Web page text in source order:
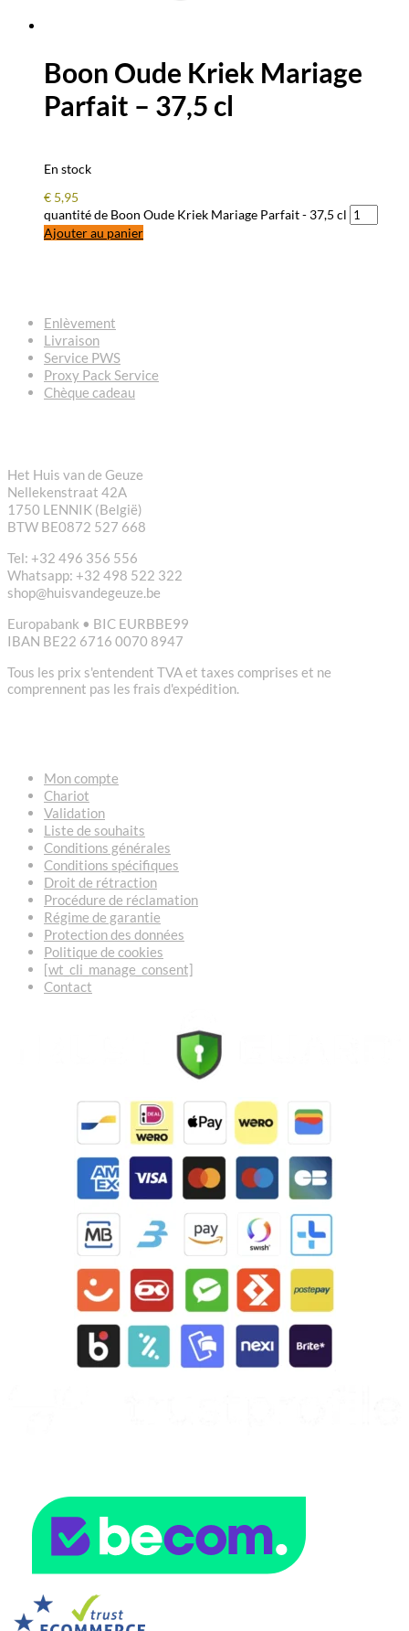
Boon Oude Kriek Mariage
Parfait – 37,5 cl
En stock
€ 5,95
quantité de Boon Oude Kriek Mariage Parfait - 37,5 cl
Ajouter au panier
Enlèvement
Livraison
Service PWS
Proxy Pack Service
Chèque cadeau
Het Huis van de Geuze
Nellekenstraat 42A
1750 LENNIK (België)
BTW BE0872 527 668
Tel: +32 496 356 556
Whatsapp: +32 498 522 322
shop@huisvandegeuze.be
Europabank • BIC EURBBE99
IBAN BE22 6716 0070 8947
Tous les prix s'entendent TVA et taxes comprises et ne
comprennent pas les frais d'expédition.
Mon compte
Chariot
Validation
Liste de souhaits
Conditions générales
Conditions spécifiques
Droit de rétraction
Procédure de réclamation
Régime de garantie
Protection des données
Politique de cookies
[wt_cli_manage_consent]
Contact